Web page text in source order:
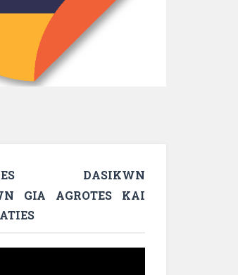
DASIKWN
GIA AGROTES KAI